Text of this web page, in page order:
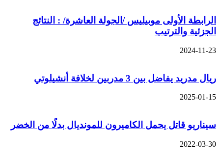
الأولى موبيليس /الجولة العاشرة/ : النتائج
والترتيب
2024-11-
مدريد يفاضل بين 3 مدربين لخلافة أنشيلوتي
2025-01-
قاتل يحمل الكاميرون للمونديال بدلًا من الخضر
2022-03-